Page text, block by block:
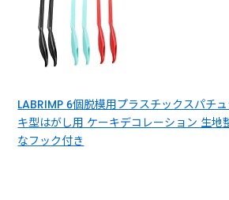
LABRIMP 6個脱模用プラスチックスパチ
キ型はがし用 ケーキデコレーション 生地
なフック付き